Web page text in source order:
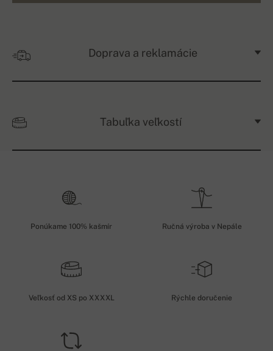
Doprava a reklamácie
Tabuľka veľkostí
Ponúkame 100% kašmír Ručná výroba v Nepále
Veľkosť od XS po XXXXL Rýchle doručenie